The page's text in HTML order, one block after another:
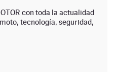
con toda la actualidad
tecnología, seguridad,